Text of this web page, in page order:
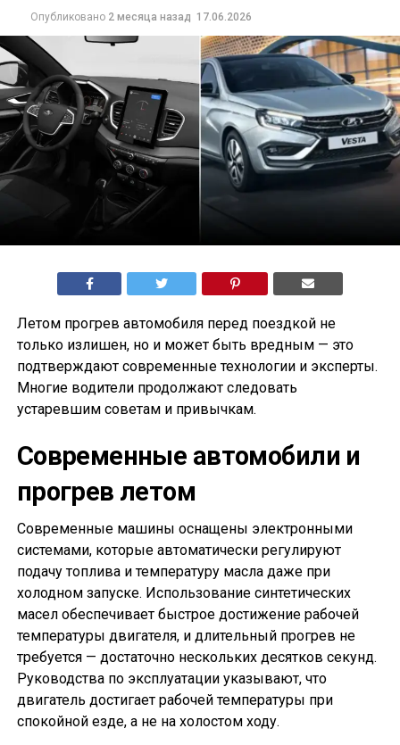
Опубликовано 2 месяца назад 17.06.2026
Летом прогрев автомобиля перед поездкой не
только излишен, но и может быть вредным — это
подтверждают современные технологии и эксперты.
Многие водители продолжают следовать
устаревшим советам и привычкам.
Современные автомобили и
прогрев летом
Современные машины оснащены электронными
системами, которые автоматически регулируют
подачу топлива и температуру масла даже при
холодном запуске. Использование синтетических
масел обеспечивает быстрое достижение рабочей
температуры двигателя, и длительный прогрев не
требуется — достаточно нескольких десятков секунд.
Руководства по эксплуатации указывают, что
двигатель достигает рабочей температуры при
спокойной езде, а не на холостом ходу.